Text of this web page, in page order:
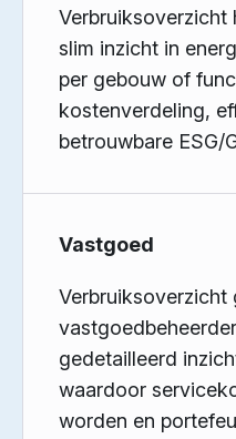
Verbruiksoverzicht
slim inzicht in
per gebouw of
kostenverdeling,
betrouwbare ESG/
Vastgoed
Verbruiksoverzicht
gedetailleerd
waardoor
worden en